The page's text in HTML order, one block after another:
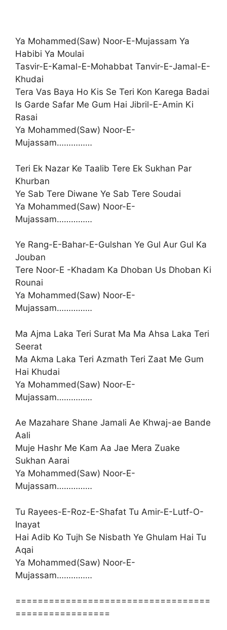
Ya Mohammed(Saw) Noor-E-Mujassam Ya
Habibi Ya Moulai
Tasvir-E-Kamal-E-Mohabbat Tanvir-E-Jamal-E-
Khudai
Tera Vas Baya Ho Kis Se Teri Kon Karega Badai
Is Garde Safar Me Gum Hai Jibril-E-Amin Ki
Rasai
Ya Mohammed(Saw) Noor-E-
Mujassam……………
Teri Ek Nazar Ke Taalib Tere Ek Sukhan Par
Khurban
Ye Sab Tere Diwane Ye Sab Tere Soudai
Ya Mohammed(Saw) Noor-E-
Mujassam……………
Ye Rang-E-Bahar-E-Gulshan Ye Gul Aur Gul Ka
Jouban
Tere Noor-E -Khadam Ka Dhoban Us Dhoban Ki
Rounai
Ya Mohammed(Saw) Noor-E-
Mujassam……………
Ma Ajma Laka Teri Surat Ma Ma Ahsa Laka Teri
Seerat
Ma Akma Laka Teri Azmath Teri Zaat Me Gum
Hai Khudai
Ya Mohammed(Saw) Noor-E-
Mujassam……………
Ae Mazahare Shane Jamali Ae Khwaj-ae Bande
Aali
Muje Hashr Me Kam Aa Jae Mera Zuake
Sukhan Aarai
Ya Mohammed(Saw) Noor-E-
Mujassam……………
Tu Rayees-E-Roz-E-Shafat Tu Amir-E-Lutf-O-
Inayat
Hai Adib Ko Tujh Se Nisbath Ye Ghulam Hai Tu
Aqai
Ya Mohammed(Saw) Noor-E-
Mujassam……………
===================================
=================